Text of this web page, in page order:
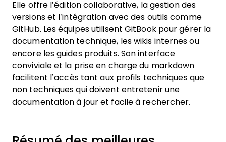
Elle offre l’édition collaborative, la gestion des
versions et l’intégration avec des outils comme
GitHub. Les équipes utilisent GitBook pour gérer la
documentation technique, les wikis internes ou
encore les guides produits. Son interface
conviviale et la prise en charge du markdown
facilitent l’accès tant aux profils techniques que
non techniques qui doivent entretenir une
documentation à jour et facile à rechercher.